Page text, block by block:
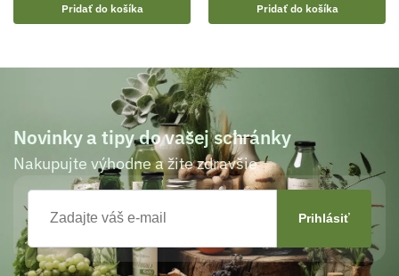
Pridať do košíka Pridať do košíka
Novinky a tipy do vašej schránky
Nakupujte výhodne a žite zdravšie